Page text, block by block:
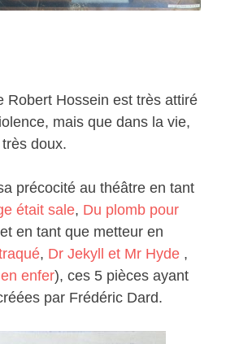
Robert Hossein est très attiré
mais que dans la vie,
doux.
précocité au théâtre en tant
était sale, Du plomb pour
en tant que metteur en
, Dr Jekyll et Mr Hyde ,
enfer), ces 5 pièces ayant
par Frédéric Dard.